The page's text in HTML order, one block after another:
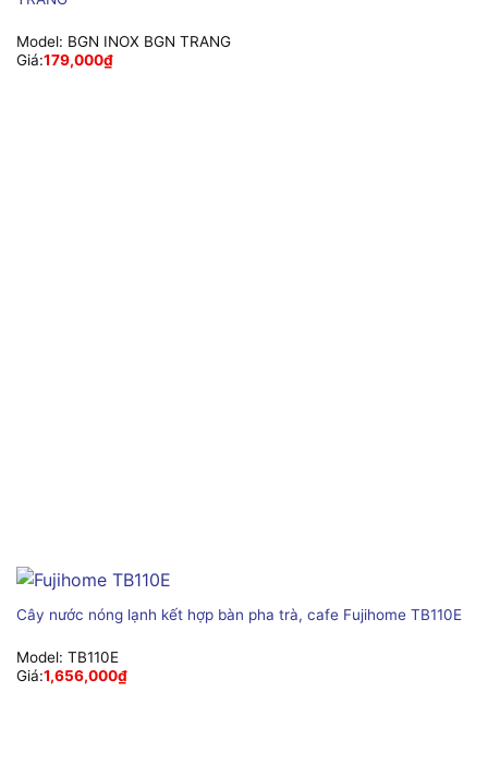
Model: BGN INOX BGN TRANG
Giá:179,000₫
Cây nước nóng lạnh kết hợp bàn pha trà, cafe Fujihome TB110E
Model: TB110E
Giá:1,656,000₫